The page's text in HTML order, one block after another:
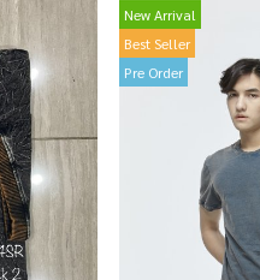
New Arrival
Best Seller
Pre Order